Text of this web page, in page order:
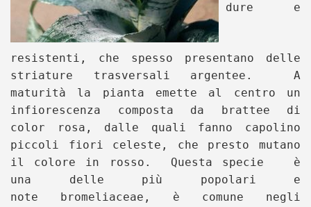
dure e
resistenti, che spesso presentano delle
striature trasversali argentee. A
maturità la pianta emette al centro un
infiorescenza composta da brattee di
color rosa, dalle quali fanno capolino
piccoli fiori celeste, che presto mutano
il colore in rosso. Questa specie è
una delle più popolari e
note bromeliaceae, è comune negli